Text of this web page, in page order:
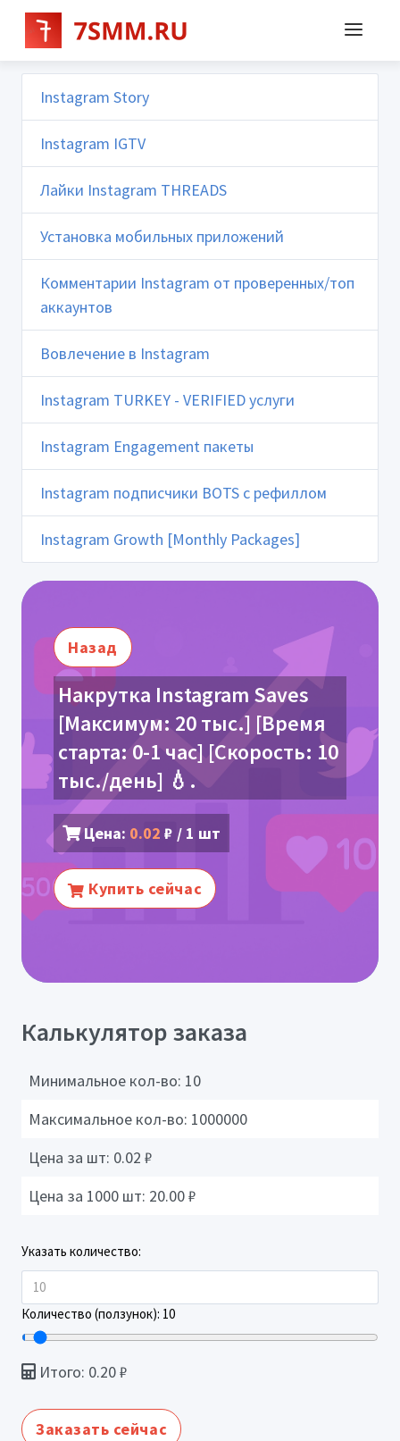
Instagram Story
Instagram IGTV
Лайки Instagram THREADS
Установка мобильных приложений
Комментарии Instagram от проверенных/топ
аккаунтов
Вовлечение в Instagram
Instagram TURKEY - VERIFIED услуги
Instagram Engagement пакеты
Instagram подписчики BOTS с рефиллом
Instagram Growth [Monthly Packages]
Назад
Накрутка Instagram Saves
[Максимум: 20 тыс.] [Время
старта: 0-1 час] [Скорость: 10
тыс./день] 💧.
Цена: 0.02 ₽ / 1 шт
Купить сейчас
Калькулятор заказа
Минимальное кол-во: 10
Максимальное кол-во: 1000000
Цена за шт: 0.02 ₽
Цена за 1000 шт: 20.00₽
Указать количество:
Количество (ползунок): 10
Итого: 0.20₽
Заказать сейчас